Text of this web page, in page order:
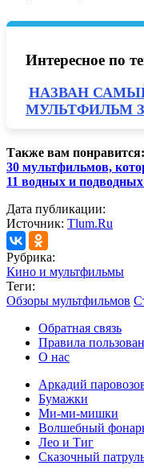
Интересное по
НАЗВАН
МУЛЬТФИЛЬМ
Также вам понравится:
30 мультфильмов,
11 водных и
Дата публикации:
Источник: Tlum.Ru
Рубрика:
Кино и мультфильмы
Теги:
Обзоры мультфильмов
Обратная связь
Правила
О нас
Аркадий
Бумажки
Ми-ми-мишки
Волшебный
Лео и Тиг
Сказочный